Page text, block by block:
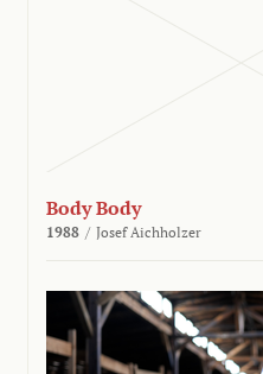
Body Body
1988 / Josef Aichholzer